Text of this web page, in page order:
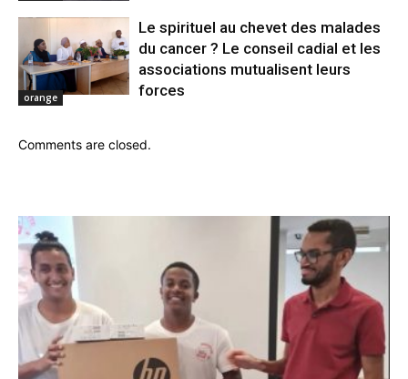
orange
Le spirituel au chevet des malades
du cancer ? Le conseil cadial et les
associations mutualisent leurs
forces
Comments are closed.